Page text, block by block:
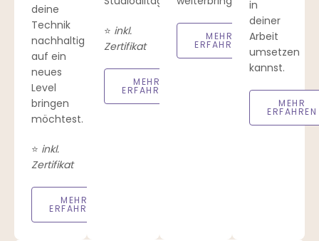
deine
Technik
nachhaltig
auf ein
neues
Level
bringen
möchtest.
⭐ inkl.
Zertifikat
MEHR
ERFAHREN
⭐ inkl.
Zertifikat
MEHR
ERFAHREN
MEHR
ERFAHREN
in
deiner
Arbeit
umsetzen
kannst.
MEHR
ERFAHREN